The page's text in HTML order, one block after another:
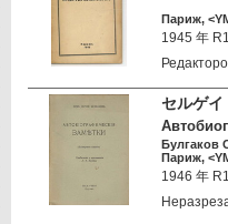
Париж,
1945 年
セルゲ
Булгаков
Париж,
1946 年